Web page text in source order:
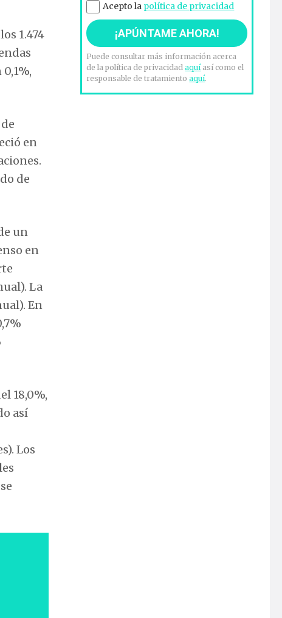
1.474
en
de
un
en
La
En
18,0%,
así
Los
Acepto la política de privacidad
Puede consultar más información acerca
de la política de privacidadaquíasí como el
responsable de tratamientoaquí.